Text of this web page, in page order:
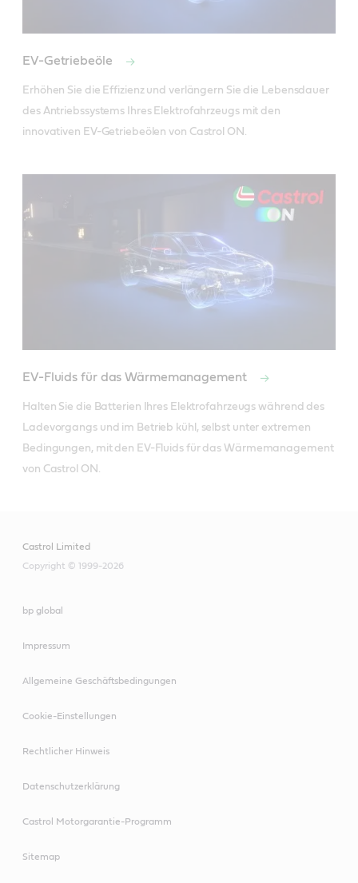
EV-Getriebeöle
Erhöhen Sie die Effizienz und verlängern Sie die Lebensdauer
des Antriebssystems Ihres Elektrofahrzeugs mit den
innovativen EV-Getriebeölen von Castrol ON.
EV-Fluids für das Wärmemanagement
Halten Sie die Batterien Ihres Elektrofahrzeugs während des
Ladevorgangs und im Betrieb kühl, selbst unter extremen
Bedingungen, mit den EV-Fluids für das Wärmemanagement
von Castrol ON.
Castrol Limited
Copyright © 1999-2026
bp global
Impressum
Allgemeine Geschäftsbedingungen
Cookie-Einstellungen
Rechtlicher Hinweis
Datenschutzerklärung
Castrol Motorgarantie-Programm
Sitemap